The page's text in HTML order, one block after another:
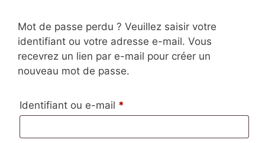
Mot de passe perdu ? Veuillez saisir votre
identifiant ou votre adresse e-mail. Vous
recevrez un lien par e-mail pour créer un
nouveau mot de passe.
Identifiant ou e-mail *